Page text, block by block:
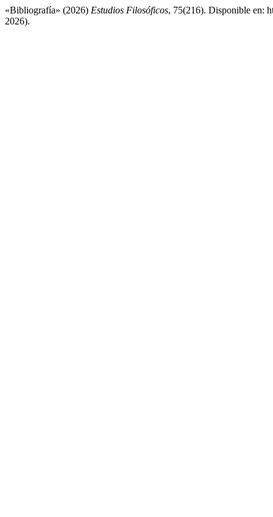
«Bibliografía» (2026) Estudios Filosóficos, 75(216). Disponible en:
2026).